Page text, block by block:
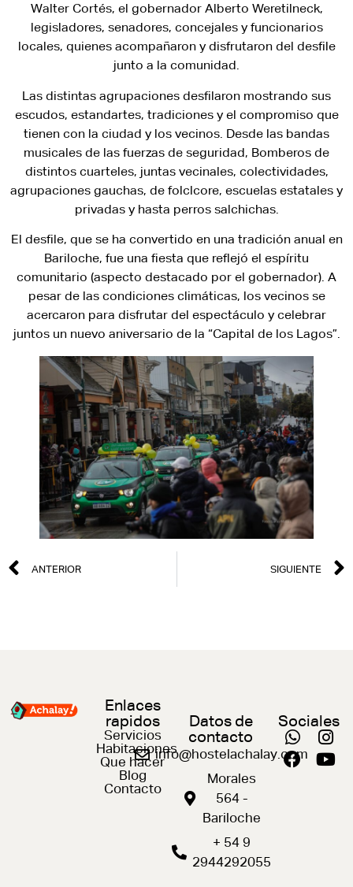
Walter Cortés, el gobernador Alberto Weretilneck,
legisladores, senadores, concejales y funcionarios
locales, quienes acompañaron y disfrutaron del desfile
junto a la comunidad.
Las distintas agrupaciones desfilaron mostrando sus
escudos, estandartes, tradiciones y el compromiso que
tienen con la ciudad y los vecinos. Desde las bandas
musicales de las fuerzas de seguridad, Bomberos de
distintos cuarteles, juntas vecinales, colectividades,
agrupaciones gauchas, de folclcore, escuelas estatales y
privadas y hasta perros salchichas.
El desfile, que se ha convertido en una tradición anual en
Bariloche, fue una fiesta que reflejó el espíritu
comunitario (aspecto destacado por el gobernador). A
pesar de las condiciones climáticas, los vecinos se
acercaron para disfrutar del espectáculo y celebrar
juntos un nuevo aniversario de la “Capital de los Lagos”.
ANTERIOR SIGUIENTE
Enlaces
rapidos
Servicios
Habitaciones
Que hacer
Blog
Contacto
Datos de
contacto
info@hostelachalay.com
Morales
564 -
Bariloche
+ 54 9
2944292055
Sociales